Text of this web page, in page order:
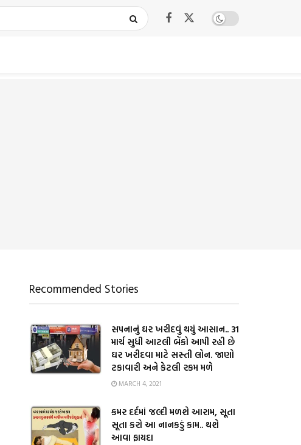
Recommended Stories
સપનાનું ઘર ખરીદવું થયું આસાન.. 31
માર્ચ સુધી આટલી બેંકો આપી રહી છે
ઘર ખરીદવા માટે સસ્તી લોન. જાણો
ટકાવારી અને કેટલી રકમ મળે
MARCH 4, 2021
કમર દર્દમાં જલ્દી મળશે આરામ, સૂતા
સૂતા કરો આ નાનકડું કામ.. થશે
આવા ફાયદા